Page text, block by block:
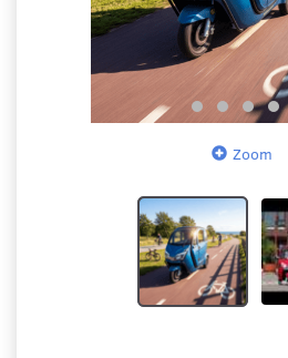
Zoom